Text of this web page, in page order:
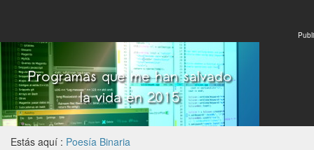
Publi
Estás aquí : Poesía Binaria